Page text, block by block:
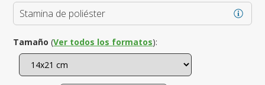
Stamina de poliéster
Tamaño (Ver todos los formatos):